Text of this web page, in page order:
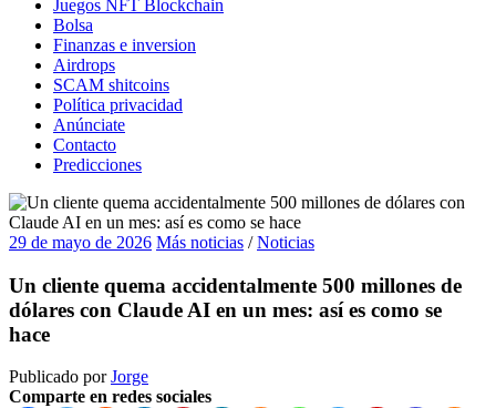
Juegos NFT Blockchain
Bolsa
Finanzas e inversion
Airdrops
SCAM shitcoins
Política privacidad
Anúnciate
Contacto
Predicciones
29 de mayo de 2026 Más noticias /Noticias
Un cliente quema accidentalmente 500 millones de
dólares con Claude AI en un mes: así es como se
hace
Publicado porJorge
Comparte en redes sociales